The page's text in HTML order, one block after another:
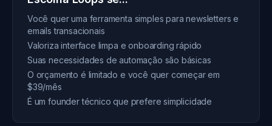
Você quer uma ferramenta simples para newsletters e
emails transacionais
Valoriza interface limpa e onboarding rápido
Suas necessidades de automação são básicas
O orçamento é limitado e você quer começar em
$39/mês
É um founder técnico que prefere simplicidade